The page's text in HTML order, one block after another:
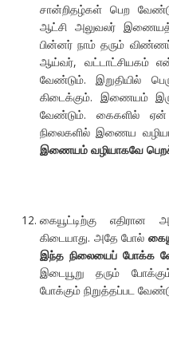
சான்றிதழ்கள் பெற
ஆட்சி அலுவலர்
பின்னர் நாம் தரும்
ஆய்வர், வட்டாட்சியகம்
வேண்டும். இறுதியில்
கிடைக்கும். இணையம்
வேண்டும். கைகளில்
நிலைகளில் இணைய
இணையம் வழியாகவே
கையூட்டிற்கு எதிரான
கிடையாது. அதே போல்
இந்த நிலையைப் போக்க
இடையூறு தரும்
போக்கும் நிறுத்தப்பட